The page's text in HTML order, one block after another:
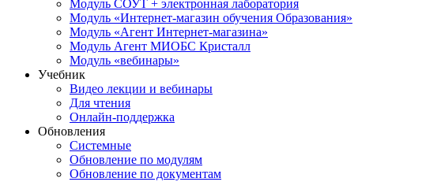
Модуль СОУТ + электронная лаборатория
Модуль «Интернет-магазин обучения Образования»
Модуль «Агент Интернет-магазина»
Модуль Агент МИОБС Кристалл
Модуль «вебинары»
Учебник
Видео лекции и вебинары
Для чтения
Онлайн-поддержка
Обновления
Системные
Обновление по модулям
Обновление по документам